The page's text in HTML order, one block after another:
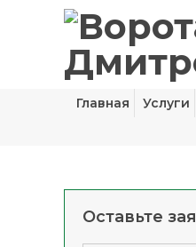
Главная Услуги
Оставьте